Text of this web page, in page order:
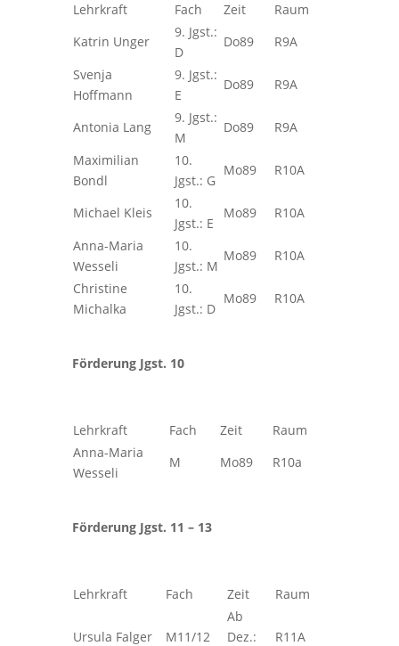
Lehrkraft Fach Zeit
Raum
Katrin Unger
9. Jgst.:
D
Do89
R9A
Svenja
Hoffmann
9. Jgst.:
E
Do89 R9A
Antonia Lang
9. Jgst.:
M
Do89
R9A
Maximilian
Bondl
10.
Jgst.: G
Mo89 R10A
Michael Kleis
10.
Jgst.: E
Mo89
R10A
Anna-Maria
Wesseli
10.
Jgst.: M
Mo89
R10A
Christine
Michalka
10.
Jgst.: D
Mo89 R10A
Förderung Jgst. 10
Lehrkraft Fach Zeit
Raum
Anna-Maria
Wesseli
M Mo89 R10a
Förderung Jgst. 11 – 13
Lehrkraft Fach Zeit Raum
Ursula Falger M11/12
Ab
Dez.:
R11A